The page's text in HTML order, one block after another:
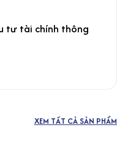
tư tài chính thông
XEM TẤT CẢ SẢN PHẨM